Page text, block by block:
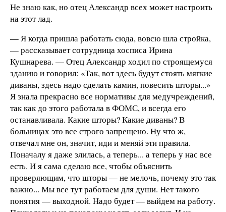
Не знаю как, но отец Александр всех может настроить
на этот лад.
— Я когда пришла работать сюда, вовсю шла стройка,
— рассказывает сотрудница хосписа Ирина
Кушнарева. — Отец Александр ходил по строящемуся
зданию и говорил: «Так, вот здесь будут стоять мягкие
диваны, здесь надо сделать камин, повесить шторы...»
Я знала прекрасно все нормативы для медучреждений,
так как до этого работала в ФОМС, и всегда его
останавливала. Какие шторы? Какие диваны? В
больницах это все строго запрещено. Ну что ж,
отвечал мне он, значит, иди и меняй эти правила.
Поначалу я даже злилась, а теперь... а теперь у нас все
есть. И я сама сделаю все, чтобы объяснить
проверяющим, что шторы — не мелочь, почему это так
важно... Мы все тут работаем для души. Нет такого
понятия — выходной. Надо будет — выйдем на работу.